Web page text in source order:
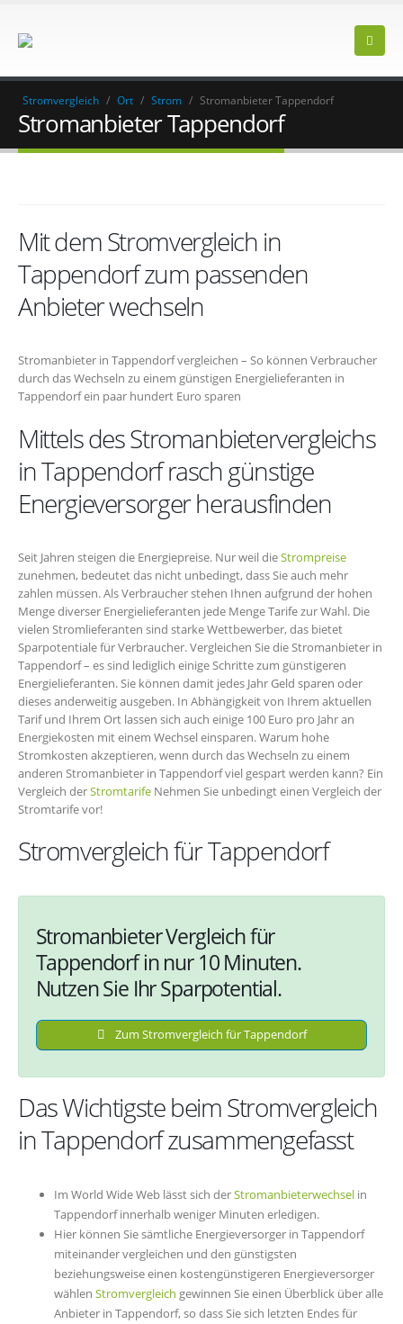
Stromvergleich / Ort / Strom / Stromanbieter Tappendorf
Stromanbieter Tappendorf
Mit dem Stromvergleich in
Tappendorf zum passenden
Anbieter wechseln
Stromanbieter in Tappendorf vergleichen – So können Verbraucher
durch das Wechseln zu einem günstigen Energielieferanten in
Tappendorf ein paar hundert Euro sparen
Mittels des Stromanbietervergleichs
in Tappendorf rasch günstige
Energieversorger herausfinden
Seit Jahren steigen die Energiepreise. Nur weil dieStrompreise
zunehmen, bedeutet das nicht unbedingt, dass Sie auch mehr
zahlen müssen. Als Verbraucher stehen Ihnen aufgrund der hohen
Menge diverser Energielieferanten jede Menge Tarife zur Wahl. Die
vielen Stromlieferanten sind starke Wettbewerber, das bietet
Sparpotentiale für Verbraucher. Vergleichen Sie die Stromanbieter in
Tappendorf – es sind lediglich einige Schritte zum günstigeren
Energielieferanten. Sie können damit jedes Jahr Geld sparen oder
dieses anderweitig ausgeben. In Abhängigkeit von Ihrem aktuellen
Tarif und Ihrem Ort lassen sich auch einige 100 Euro pro Jahr an
Energiekosten mit einem Wechsel einsparen. Warum hohe
Stromkosten akzeptieren, wenn durch das Wechseln zu einem
anderen Stromanbieter in Tappendorf viel gespart werden kann? Ein
Vergleich derStromtarife Nehmen Sie unbedingt einen Vergleich der
Stromtarife vor!
Stromvergleich für Tappendorf
Stromanbieter Vergleich für
Tappendorf in nur 10 Minuten.
Nutzen Sie Ihr Sparpotential.
Zum Stromvergleich für Tappendorf
Das Wichtigste beim Stromvergleich
in Tappendorf zusammengefasst
Im World Wide Web lässt sich derStromanbieterwechsel in
Tappendorf innerhalb weniger Minuten erledigen.
Hier können Sie sämtliche Energieversorger in Tappendorf
miteinander vergleichen und den günstigsten
beziehungsweise einen kostengünstigeren Energieversorger
wählen Stromvergleich gewinnen Sie einen Überblick über alle
Anbieter in Tappendorf, so dass Sie sich letzten Endes für